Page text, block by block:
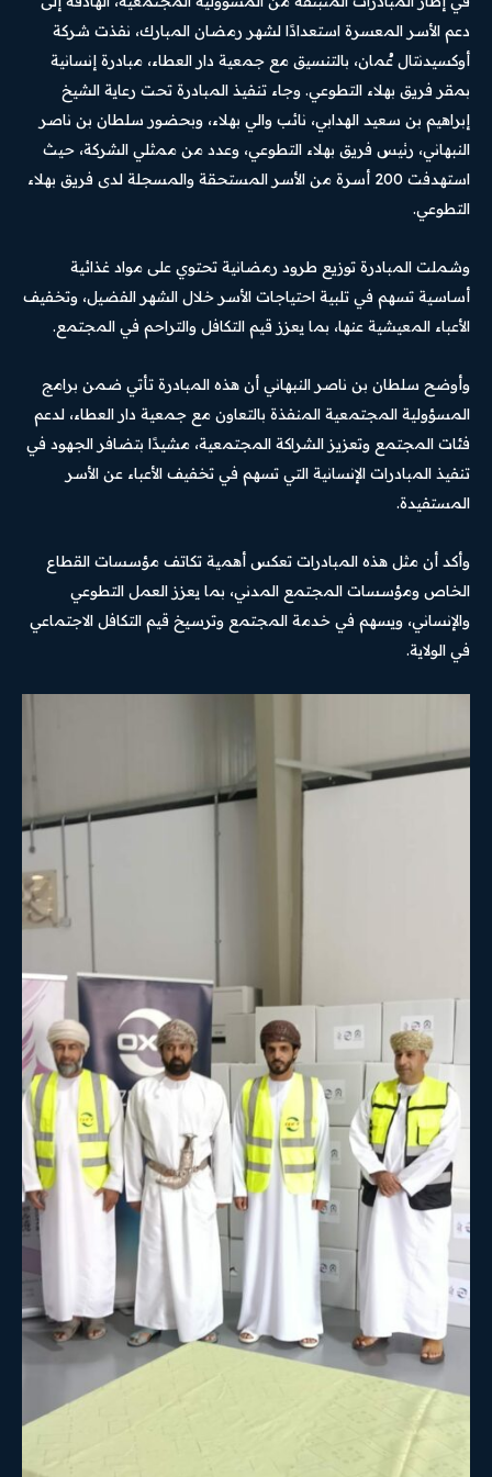
دعم الأسر المعسرة استعدادًا لشهر رمضان المبارك، نفذت شركة
أوكسيدنتال عُمان، بالتنسيق مع جمعية دار العطاء، مبادرة إنسانية
بمقر فريق بهلاء التطوعي. وجاء تنفيذ المبادرة تحت رعاية الشيخ
إبراهيم بن سعيد الهدابي، نائب والي بهلاء، وبحضور سلطان بن ناصر
النبهاني، رئيس فريق بهلاء التطوعي، وعدد من ممثلي الشركة، حيث
استهدفت 200 أسرة من الأسر المستحقة والمسجلة لدى فريق بهلاء
التطوعي.
وشملت المبادرة توزيع طرود رمضانية تحتوي على مواد غذائية
أساسية تسهم في تلبية احتياجات الأسر خلال الشهر الفضيل، وتخفيف
الأعباء المعيشية عنها، بما يعزز قيم التكافل والتراحم في المجتمع.
وأوضح سلطان بن ناصر النبهاني أن هذه المبادرة تأتي ضمن برامج
المسؤولية المجتمعية المنفذة بالتعاون مع جمعية دار العطاء، لدعم
فئات المجتمع وتعزيز الشراكة المجتمعية، مشيدًا بتضافر الجهود في
تنفيذ المبادرات الإنسانية التي تسهم في تخفيف الأعباء عن الأسر
المستفيدة.
وأكد أن مثل هذه المبادرات تعكس أهمية تكاتف مؤسسات القطاع
الخاص ومؤسسات المجتمع المدني، بما يعزز العمل التطوعي
والإنساني، ويسهم في خدمة المجتمع وترسيخ قيم التكافل الاجتماعي
في الولاية.